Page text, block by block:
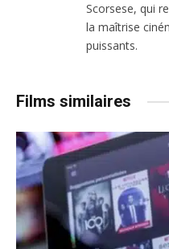
Scorsese, qui
la maîtrise
puissants.
Films similaires